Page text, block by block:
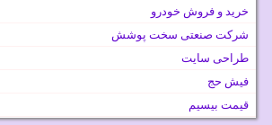
خرید و فروش خودرو
شرکت صنعتی سخت پوشش
طراحی سایت
فیش حج
قیمت بیسیم